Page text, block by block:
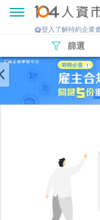
登入了解特約企業
篩選